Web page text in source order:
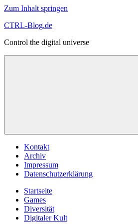
Zum Inhalt springen
CTRL-Blog.de
Control the digital universe
Kontakt
Archiv
Impressum
Datenschutzerklärung
Startseite
Games
Diversität
Digitaler Kult